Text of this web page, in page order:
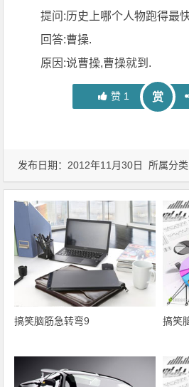
提问:历史上哪个人物跑得最
回答:曹操.
原因:说曹操,曹操就到.
赞 1 赏
发布日期：2012年11月30日 所属分类
搞笑脑筋急转弯9 搞笑